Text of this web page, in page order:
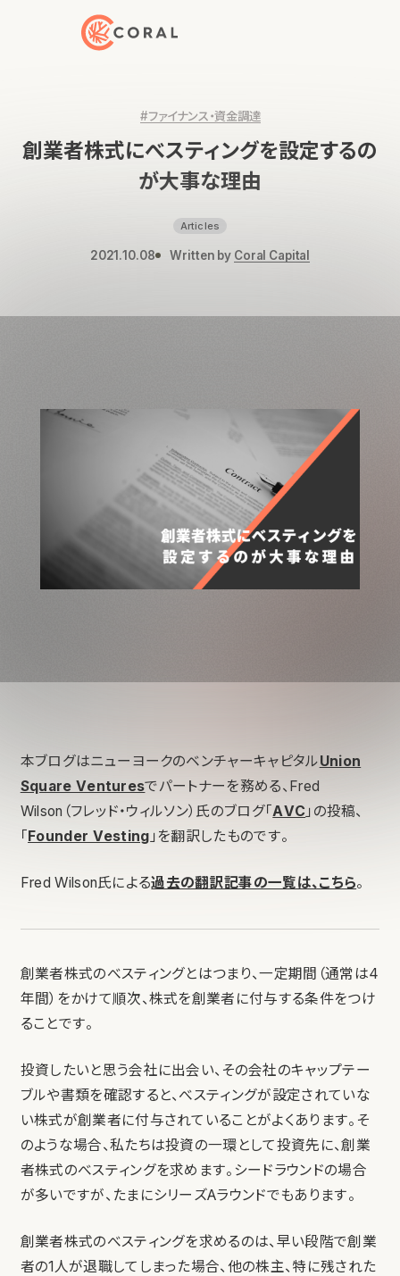
トップページへ戻る
#ファイナンス・資金調達
創業者株式にべスティングを設定するの
が大事な理由
Articles
2021.10.08 Written by Coral Capital
本ブログはニューヨークのベンチャーキャピタルUnion
Square Venturesでパートナーを務める、Fred
Wilson（フレッド・ウィルソン）氏のブログ「AVC 」の投稿、
「 Founder Vesting 」を翻訳したものです。
Fred Wilson氏による過去の翻訳記事の一覧は、こちら。
創業者株式のべスティングとはつまり、一定期間（通常は4
年間）をかけて順次、株式を創業者に付与する条件をつけ
ることです。
投資したいと思う会社に出会い、その会社のキャップテー
ブルや書類を確認すると、べスティングが設定されていな
い株式が創業者に付与されていることがよくあります。そ
のような場合、私たちは投資の一環として投資先に、創業
者株式のべスティングを求めます。シードラウンドの場合
が多いですが、たまにシリーズAラウンドでもあります。
創業者株式のべスティングを求めるのは、早い段階で創業
者の1人が退職してしまった場合、他の株主、特に残された